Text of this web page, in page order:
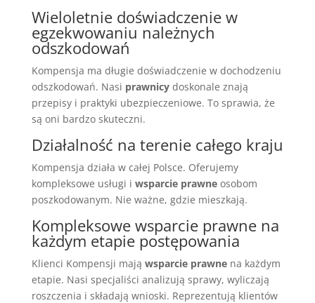
Wieloletnie doświadczenie w
egzekwowaniu należnych
odszkodowań
Kompensja ma długie doświadczenie w dochodzeniu
odszkodowań. Nasi prawnicydoskonale znają
przepisy i praktyki ubezpieczeniowe. To sprawia, że
są oni bardzo skuteczni.
Działalność na terenie całego kraju
Kompensja działa w całej Polsce. Oferujemy
kompleksowe usługi i wsparcie prawneosobom
poszkodowanym. Nie ważne, gdzie mieszkają.
Kompleksowe wsparcie prawne na
każdym etapie postępowania
Klienci Kompensji mają wsparcie prawnena każdym
etapie. Nasi specjaliści analizują sprawy, wyliczają
roszczenia i składają wnioski. Reprezentują klientów